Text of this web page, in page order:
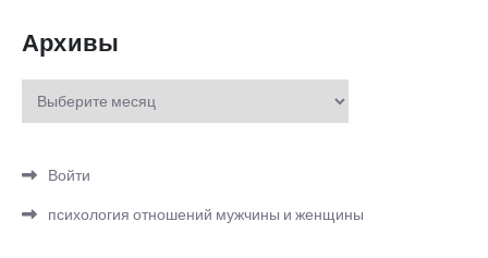
Архивы
Архивы
Войти
психология отношений мужчины и женщины